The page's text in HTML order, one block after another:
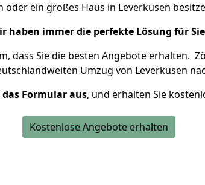
oder ein großes Haus in Leverkusen
haben immer die perfekte Lösung für
dass Sie die besten Angebote erhalten.
Umzug von Leverkusen
Formular aus, und erhalten Sie
Kostenlose Angebote erhalten